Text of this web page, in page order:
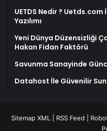
UETDS Nedir ? Uetds.com
Yazılımı
Yeni Dünya Düzensizliği
Hakan Fidan Faktörü
Savunma Sanayinde
Datahost İle Güvenilir
Sitemap XML RSS Feed